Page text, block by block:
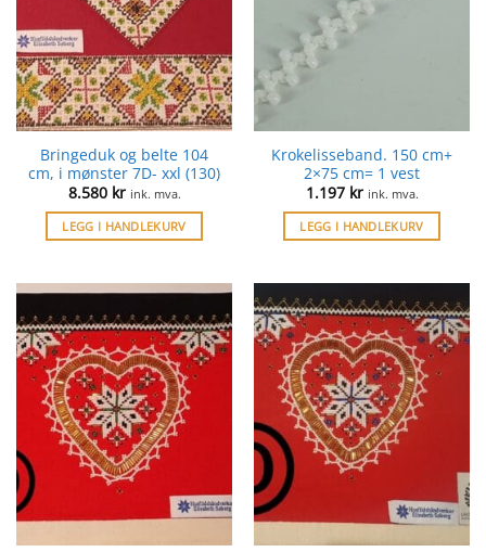
Bringeduk og belte 104
cm, i mønster 7D- xxl (130)
8.580 kr ink. mva.
LEGG I HANDLEKURV
Krokelisseband. 150 cm+
2×75 cm= 1 vest
1.197 kr ink. mva.
LEGG I HANDLEKURV